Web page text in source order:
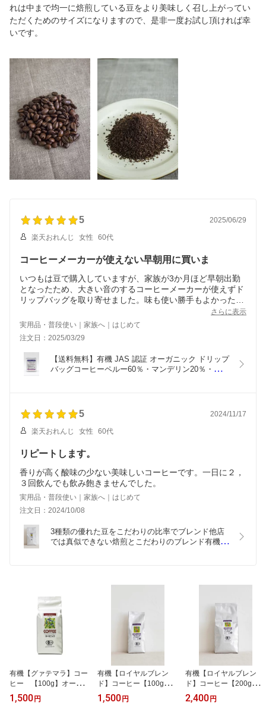
れは中まで均一に焙煎している豆をより美味しく召し上がってい
ただくためのサイズになりますので、是非一度お試し頂ければ幸
いです。
5 2025/06/29
楽天おれんじ 女性 60代
コーヒーメーカーが使えない早朝用に買いま
いつもは豆で購入していますが、家族が3か月ほど早朝出勤
となったため、大きい音のするコーヒーメーカーが使えずド
リップバッグを取り寄せました。味も使い勝手もよかったで
さらに表示
実用品・普段使い｜家族へ｜はじめて
注文日：2025/03/29
【送料無料】有機 JAS 認証 オーガニック ドリップ
バッグコーヒーペルー60％・マンデリン20％・グァ
一番売れているCOFFEE有機JAS認証 オーガニッ
ク
5 2024/11/17
楽天おれんじ 女性 60代
リピートします。
香りが高く酸味の少ない美味しいコーヒーです。一日に２，
３回飲んでも飲み飽きませんでした。
実用品・普段使い｜家族へ｜はじめて
注文日：2024/10/08
3種類の優れた豆をこだわりの比率でブレンド他店
では真似できない焙煎とこだわりのブレンド有機
有機【グァテマラ】コー
ヒー 【100g】オーガニ
ック最高級レギュラーコ
ーヒー SHBグレードご注
1,500円
有機【ロイヤルブレン
ド】コーヒー【100g】オ
ーガニック最高級レギュ
ラーコーヒーご注文を頂
1,500円
有機【ロイヤルブレン
ド】コーヒー【200g】オ
ーガニック最高級レギュ
ラーコーヒーご注文を頂
2,400円